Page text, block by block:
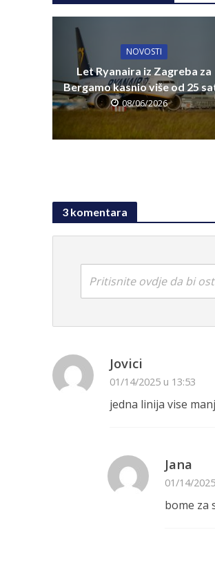
NOVOSTI
Let Ryanaira iz Zagreba za
Bergamo kasnio više od 25
08/06/2026
3 komentara
Pritisnite ovdje da bi
Jovici
01/14/2025 u 13:53
jedna linija vise
Jana
01/14/
bome za